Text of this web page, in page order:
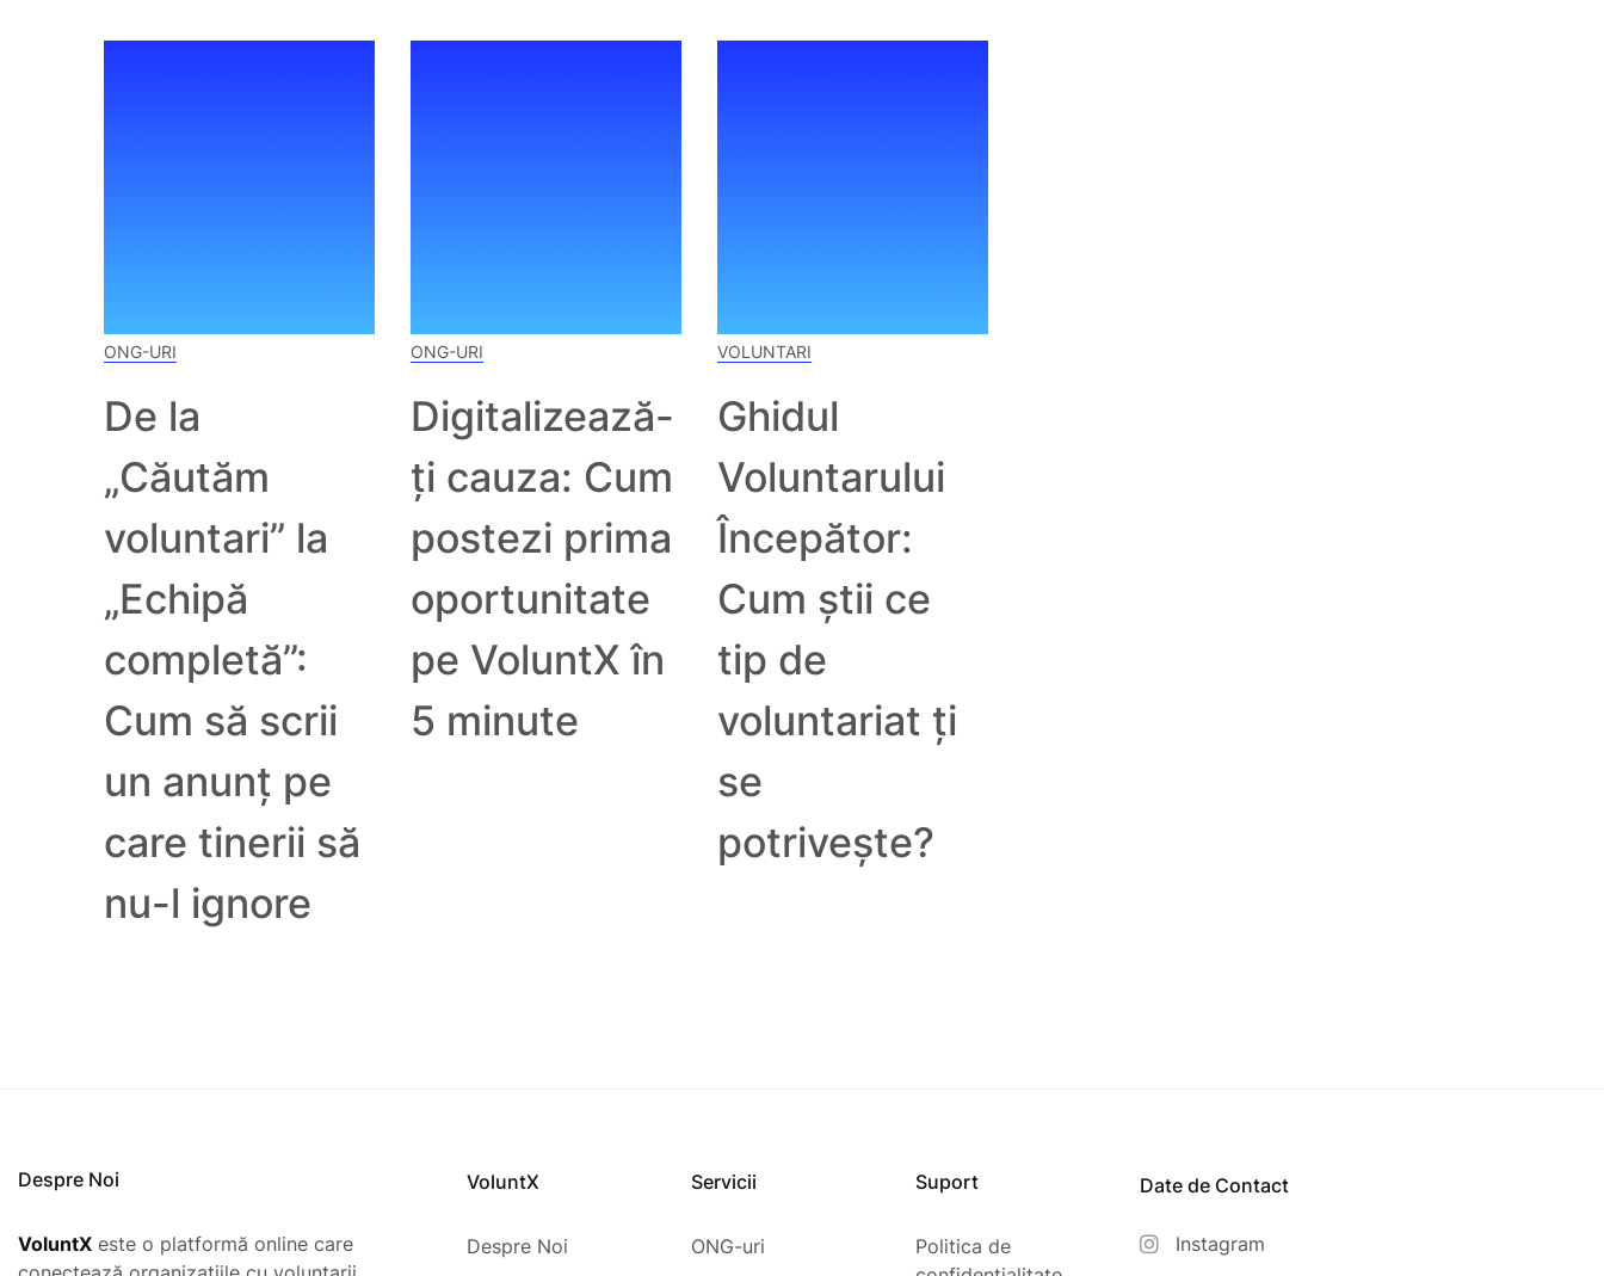
ONG-URI
De la
„Căutăm
voluntari” la
„Echipă
completă”:
Cum să scrii
un anunț pe
care tinerii să
nu-l ignore
ONG-URI
Digitalizează-
ți cauza: Cum
postezi prima
oportunitate
pe VoluntX în
5 minute
VOLUNTARI
Ghidul
Voluntarului
Începător:
Cum știi ce
tip de
voluntariat ți
se
potrivește?
Despre Noi
VoluntX este o platformă online care
VoluntX
Despre Noi
Servicii
ONG-uri
Suport
Politica de
Date de Contact
Instagram